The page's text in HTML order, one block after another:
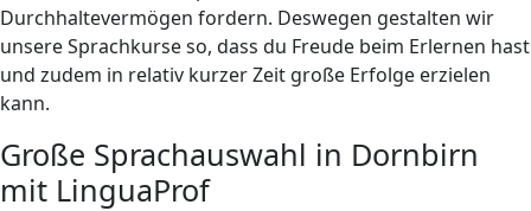
Durchhaltevermögen fordern. Deswegen gestalten wir
unsere Sprachkurse so, dass du Freude beim Erlernen hast
und zudem in relativ kurzer Zeit große Erfolge erzielen
kann.
Große Sprachauswahl in Dornbirn
mit LinguaProf